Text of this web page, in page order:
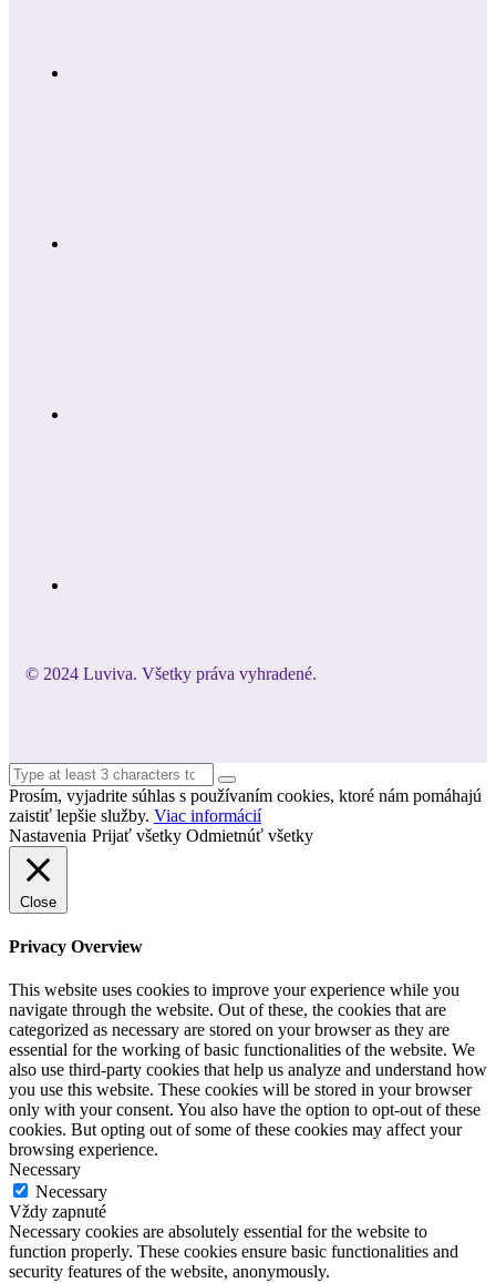
© 2024 Luviva. Všetky práva vyhradené.
Prosím, vyjadrite súhlas s používaním cookies, ktoré nám pomáhajú
zaistiť lepšie služby. Viac informácií
Nastavenia Prijať všetky Odmietnúť všetky
Close
Privacy Overview
This website uses cookies to improve your experience while you
navigate through the website. Out of these, the cookies that are
categorized as necessary are stored on your browser as they are
essential for the working of basic functionalities of the website. We
also use third-party cookies that help us analyze and understand how
you use this website. These cookies will be stored in your browser
only with your consent. You also have the option to opt-out of these
cookies. But opting out of some of these cookies may affect your
browsing experience.
Necessary
Necessary
Vždy zapnuté
Necessary cookies are absolutely essential for the website to
function properly. These cookies ensure basic functionalities and
security features of the website, anonymously.